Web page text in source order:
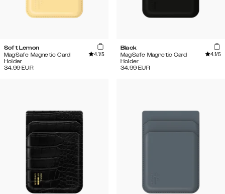
Soft Lemon
MagSafe Magnetic Card
Holder
4.1/5
34.99 EUR
Black
MagSafe Magnetic Card
Holder
4.1/5
34.99 EUR